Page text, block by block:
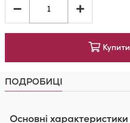
Бажань
Купити
ПОДРОБИЦІ
Основні характеристики